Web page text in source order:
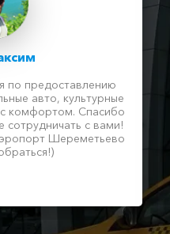
по предоставлению
авто, культурные
комфортом. Спасибо
с вами!
Шереметьево